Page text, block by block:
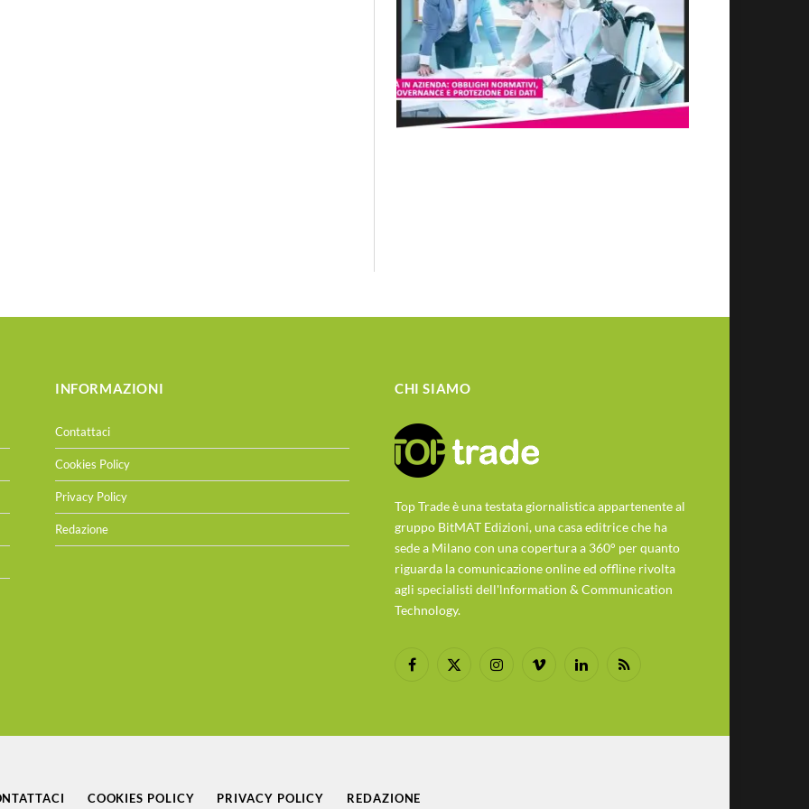
INFORMAZIONI
Contattaci
Cookies Policy
Privacy Policy
Redazione
CHI SIAMO
Top Trade è una testata giornalistica appartenente al
gruppo BitMAT Edizioni, una casa editrice che ha
sede a Milano con una copertura a 360° per quanto
riguarda la comunicazione online ed offline rivolta
agli specialisti dell'lnformation & Communication
Technology.
Facebook
X
InstagramVimeo LinkedInRSS
COOKIES POLICY PRIVACY POLICY REDAZIONE